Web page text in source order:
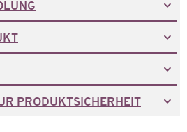
PRODUKTSICHERHEIT